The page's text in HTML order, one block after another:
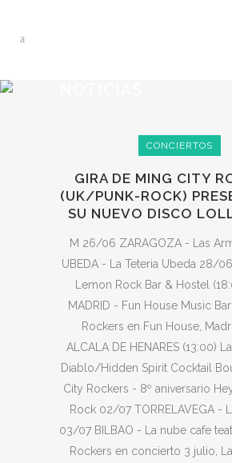
CONCIERTOS
GIRA DE MING CITY
(UK/PUNK-ROCK)
SU NUEVO DISCO
M 26/06 ZARAGOZA - Las
UBEDA - La Teteria Ubeda 28/
Lemon Rock Bar & Hostel
MADRID - Fun House Music
Rockers en Fun House,
ALCALA DE HENARES (13:00)
Diablo/Hidden Spirit Cocktail
City Rockers - 8º aniversario
Rock 02/07 TORRELAVEGA -
03/07 BILBAO - La nube cafe
Rockers en concierto 3 julio,